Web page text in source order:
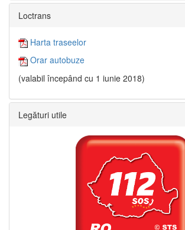
Loctrans
Harta traseelor
Orar autobuze
(valabil începând cu 1 iunie 2018)
Legături utile